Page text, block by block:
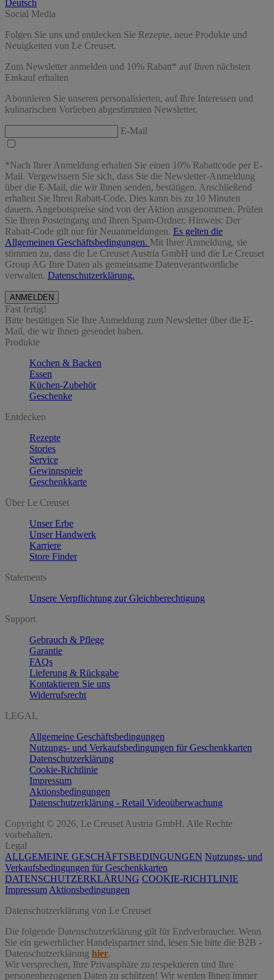
Deutsch
Social Media
Folgen Sie uns und entdecken Sie Rezepte, neue Produkte und
Neuigkeiten von Le Creuset.
Zum Newsletter anmelden und 10% Rabatt* auf Ihren nächsten
Einkauf erhalten
Abonnieren Sie unseren personalisierten, auf Ihre Interessen und
kulinarischen Vorlieben abgestimmten Newsletter.
E-Mail
*Nach Ihrer Anmeldung erhalten Sie einen 10% Rabattcode per E-
Mail. Vergewissern Sie sich, dass Sie die Newsletter-Anmeldung
über die E-Mail, die wir Ihnen senden, bestätigen. Anschließend
erhalten Sie Ihren Rabatt-Code. Dies kann bis zu 10 Minuten
dauern. Angebotspreise sind von der Aktion ausgenommen. Prüfen
Sie Ihren Posteingang und Ihren Spam-Ordner. Hinweis: Der
Rabatt-Code gilt nur für Neuanmeldungen. Es gelten die
Allgemeinen Geschäftsbedingungen. Mit Ihrer Anmeldung, sie
stimmen zu, dass die Le Creuset Austria GmbH und die Le Creuset
Group AG Ihre Daten als gemeinsame Datenverantwortliche
verwalten. Datenschutzerklärung.
Fast fertig!
Bitte bestätigen Sie Ihre Anmeldung zum Newsletter über die E-
Mail, die wir Ihnen gesendet haben.
Produkte
Kochen & Backen
Essen
Küchen-Zubehör
Geschenke
Entdecken
Rezepte
Stories
Service
Gewinnspiele
Geschenkkarte
Über Le Creuset
Unser Erbe
Unser Handwerk
Karriere
Store Finder
Statements
Unsere Verpflichtung zur Gleichberechtigung
Support
Gebrauch & Pflege
Garantie
FAQs
Lieferung & Rückgabe
Kontaktieren Sie uns
Widerrufsrecht
LEGAL
Allgemeine Geschäftsbedingungen
Nutzungs- und Verkaufsbedingungen für Geschenkkarten
Datenschutzerklärung
Cookie-Richtlinie
Impressum
Aktionsbedingungen
Datenschutzerklärung - Retail Videoüberwachung
Copyright © 2026, Le Creuset Austria GmbH. Alle Rechte
vorbehalten.
Legal
ALLGEMEINE GESCHÄFTSBEDINGUNGEN Nutzungs- und
Verkaufsbedingungen für Geschenkkarten
DATENSCHUTZERKLÄRUNG COOKIE-RICHTLINIE
Impressum Aktionsbedingungen
Datenschutz­erklärung von Le Creuset
Die folgende Datenschutzerklärung gilt für Endverbraucher. Wenn
Sie ein gewerblicher Handelspartner sind, lesen Sie bitte die B2B -
Datenschutzerklärung hier.
Wir versprechen, Ihre Privatsphäre zu respektieren und Ihre
personenbezogenen Daten zu schützen! Wir werden Ihnen immer